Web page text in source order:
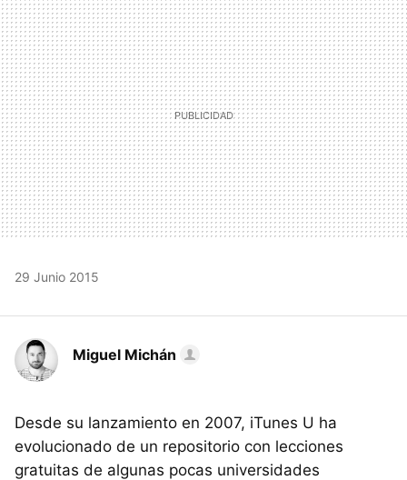
MAIL
29 Junio 2015
Miguel Michán
Desde su lanzamiento en 2007, iTunes U ha
evolucionado de un repositorio con lecciones
gratuitas de algunas pocas universidades